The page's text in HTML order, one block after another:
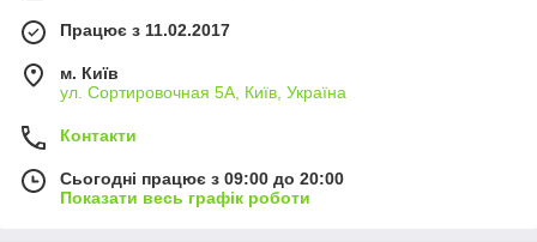
Працює з 11.02.2017
м. Київ
ул. Сортировочная 5А, Київ, Україна
Контакти
Сьогодні працює з 09:00 до 20:00
Показати весь графік роботи